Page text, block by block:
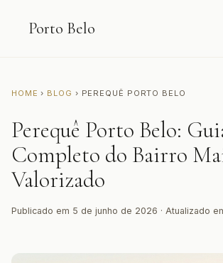
Porto Belo
HOME › BLOG › PEREQUÊ PORTO BELO
Perequê Porto Belo:
Completo do Bairro
Valorizado
Publicado em 5 de junho de 2026 · Atualizado